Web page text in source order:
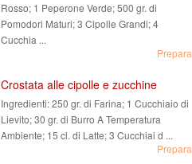
Rosso; 1 Peperone Verde; 500 gr. di
Pomodori Maturi; 3 Cipolle Grandi; 4
Cucchia ...
Prepara
Crostata alle cipolle e zucchine
Ingredienti:250 gr. di Farina; 1 Cucchiaio di
Lievito; 30 gr. di Burro A Temperatura
Ambiente; 15 cl. di Latte; 3 Cucchiai d ...
Prepara